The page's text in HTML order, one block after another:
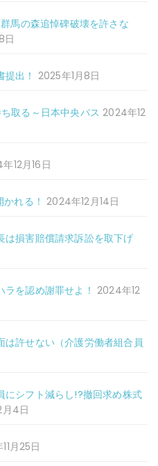
馬の森追悼碑破壊を許さな
日
出！ 2025年1月8日
取る～日本中央バス 2024年12
12月16日
れる！ 2024年12月14日
は損害賠償請求訴訟を取下げ
を認め謝罪せよ！ 2024年12
許せない（介護労働者組合員
にシフト減らし!?撤回求め株式
4日
月25日